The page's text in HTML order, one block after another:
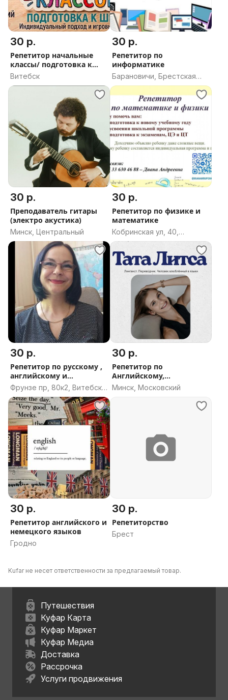
30 р.
Репетитор начальные
классы/ подготовка к
школе
Витебск
30 р.
Репетитор по
информатике
Барановичи, Брестская
область
30 р.
Преподаватель гитары
(электро акустика)
Минск, Центральный
30 р.
Репетитор по физике и
математике
Кобринская ул, 40,
Могилёв, Могилёвская
область
30 р.
Репетитор по русскому ,
английскому и
математике
Фрунзе пр, 80к2, Витебск,
Витебская область
30 р.
Репетитор по
Английскому,
Французскому,
Испанскому
Минск, Московский
30 р.
Репетитор английского и
немецкого языков
Гродно
30 р.
Репетиторство
Брест
Kufar не несет ответственности за предлагаемый товар.
Путешествия
Куфар Карта
Куфар Маркет
Куфар Медиа
Доставка
Рассрочка
Услуги продвижения